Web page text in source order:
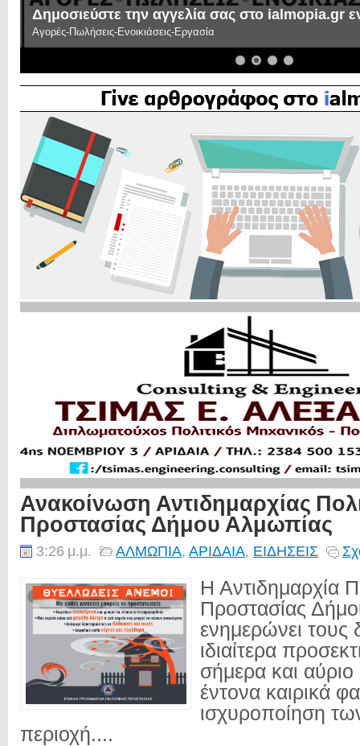
Δημοσιεύστε την αγγελία σας στο ialmopia.gr
Αγορές-Πωλήσεις-Ενοικιάσεις-Εργασία
Ανακοίνωση Αντιδημαρχίας
Προστασίας Δήμου Αλμωπίας
3:26 μ.μ. ΑΛΜΩΠΙΑ, ΑΡΙΔΑΙΑ, ΕΙΔΗΣΕΙΣ
Η Αντιδημαρχία
Προστασίας
ενημερώνει τους
ιδιαίτερα
σήμερα και
έντονα καιρικά
ισχυροποίηση
περιοχή....